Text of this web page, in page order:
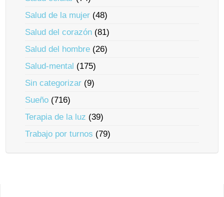
Salud de la mujer (48)
Salud del corazón (81)
Salud del hombre (26)
Salud-mental (175)
Sin categorizar (9)
Sueño (716)
Terapia de la luz (39)
Trabajo por turnos (79)